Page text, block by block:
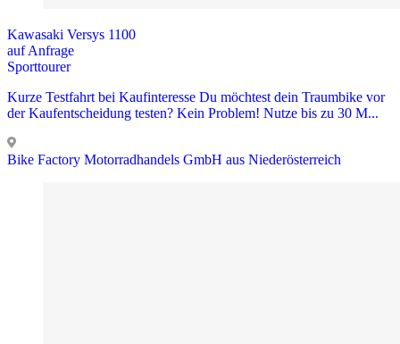
Kawasaki Versys 1100
auf Anfrage
Sporttourer
Kurze Testfahrt bei Kaufinteresse Du möchtest dein Traumbike vor
der Kaufentscheidung testen? Kein Problem! Nutze bis zu 30 M...
Bike Factory Motorradhandels GmbH aus Niederösterreich